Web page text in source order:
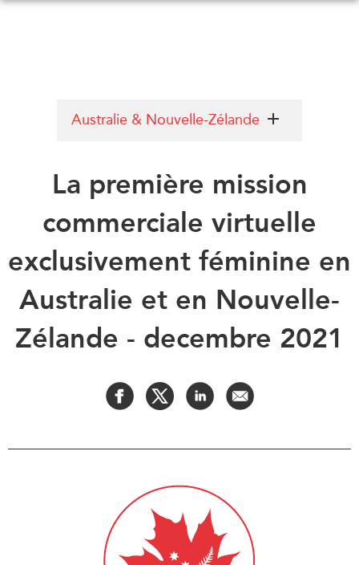
QUOI DE NEUF
CANADA-EN-ASIE
À PROPOS DE
NOUS
Qui nous sommes
Joignez-vous à nous
Transparence
Toutes les publications
Commerce avec l’Asie
ÉVÉNEMENTS
Asie
Virtual
Dans l'actualité
Balados
Communiqués
Nos Experts
Observatoire Asie
Perspectives
Dépêches
Australie & Nouvelle-Zélande
La première mission
commerciale virtuelle
exclusivement féminine en
Australie et en Nouvelle-
Zélande - decembre 2021